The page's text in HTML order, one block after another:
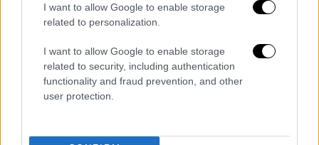
I want to allow Google to enable storage
related to personalization.
I want to allow Google to enable storage
related to security, including authentication
functionality and fraud prevention, and other
user protection.
Πολιτείες της Αμερικής συμφώνησαν να
συνεχίσουν τη συνεργασία με την Ευρωπαϊκή
Ένωση, παρά το ότι έχουμε ένα από τα
μεγαλύτερα Εμπορικά Ελλείμματα μαζί σας.
Παρ’ όλα αυτά, αποφασίσαμε να
προχωρήσουμε, αλλά μόνο με πιο